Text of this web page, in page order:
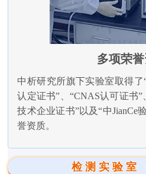
多项荣
中析研究所旗下实验室取得
认定证书”、“CNAS认可证书”
技术企业证书”以及“中JianCe
誉资质。
检测实验室